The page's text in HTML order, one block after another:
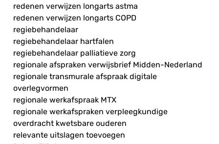
redenen verwijzen longarts astma
redenen verwijzen longarts COPD
regiebehandelaar
regiebehandelaar hartfalen
regiebehandelaar palliatieve zorg
regionale afspraken verwijsbrief Midden-Nederland
regionale transmurale afspraak digitale
overlegvormen
regionale werkafspraak MTX
regionale werkafspraken verpleegkundige
overdracht kwetsbare ouderen
relevante uitslagen toevoegen